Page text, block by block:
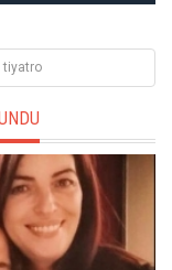
tiyatro